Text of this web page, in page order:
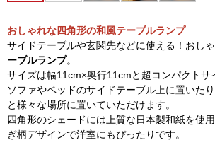
おしゃれな四角形の和風テーブルランプ
サイドテーブルや玄関先などに使える！おし
ーブルランプ。
サイズは幅11cm×奥行11cmと超コンパクトサ
ソファやベッドのサイドテーブル上に置いた
と様々な場所に置いていただけます。
四角形のシェードには上質な日本製和紙を使
ぎ柄デザインで洋室にもぴったりです。